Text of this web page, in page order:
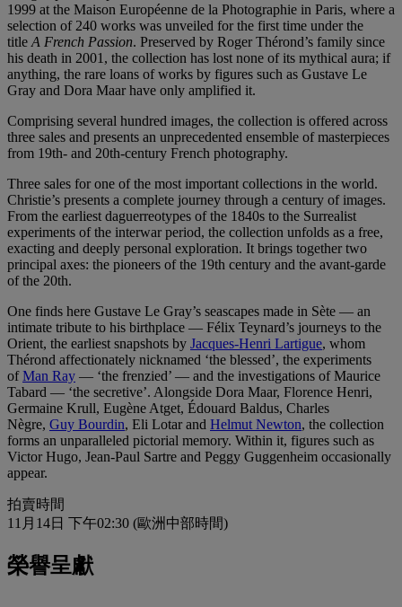
1999 at the Maison Européenne de la Photographie in Paris, where a
selection of 240 works was unveiled for the first time under the
title A French Passion. Preserved by Roger Thérond’s family since
his death in 2001, the collection has lost none of its mythical aura; if
anything, the rare loans of works by figures such as Gustave Le
Gray and Dora Maar have only amplified it.
Comprising several hundred images, the collection is offered across
three sales and presents an unprecedented ensemble of masterpieces
from 19th‑ and 20th‑century French photography.
Three sales for one of the most important collections in the world.
Christie’s presents a complete journey through a century of images.
From the earliest daguerreotypes of the 1840s to the Surrealist
experiments of the interwar period, the collection unfolds as a free,
exacting and deeply personal exploration. It brings together two
principal axes: the pioneers of the 19th century and the avant-garde
of the 20th.
One finds here Gustave Le Gray’s seascapes made in Sète — an
intimate tribute to his birthplace — Félix Teynard’s journeys to the
Orient, the earliest snapshots by Jacques‑Henri Lartigue, whom
Thérond affectionately nicknamed ‘the blessed’, the experiments
ofMan Ray — ‘the frenzied’ — and the investigations of Maurice
Tabard — ‘the secretive’. Alongside Dora Maar, Florence Henri,
Germaine Krull, Eugène Atget, Édouard Baldus, Charles
Nègre, Guy Bourdin, Eli Lotar and Helmut Newton, the collection
forms an unparalleled pictorial memory. Within it, figures such as
Victor Hugo, Jean‑Paul Sartre and Peggy Guggenheim occasionally
appear.
拍賣時間
11月14日 下午02:30 (歐洲中部時間)
榮譽呈獻